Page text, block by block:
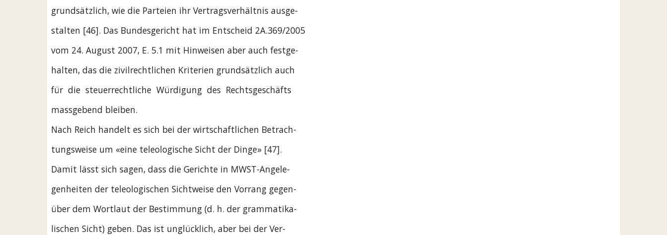
grundsätzlich, wie die Parteien ihr Vertragsverhältnis ausge-
stalten [46]. Das Bundesgericht hat im Entscheid 2A.369/2005
vom 24. August 2007, E. 5.1 mit Hinweisen aber auch festge-
halten, das die zivilrechtlichen Kriterien grundsätzlich auch
für  die  steuerrechtliche  Würdigung  des  Rechtsgeschäfts
massgebend bleiben.
Nach Reich handelt es sich bei der wirtschaftlichen Betrach-
tungsweise um «eine teleologische Sicht der Dinge» [47].
Damit lässt sich sagen, dass die Gerichte in MWST-Angele-
genheiten der teleologischen Sichtweise den Vorrang gegen-
über dem Wortlaut der Bestimmung (d. h. der grammatika-
lischen Sicht) geben. Das ist unglücklich, aber bei der Ver-